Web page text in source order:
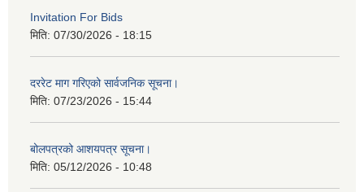
Invitation For Bids
मिति: 07/30/2026 - 18:15
दररेट माग गरिएको सार्वजनिक सूचना।
मिति: 07/23/2026 - 15:44
बोलपत्रको आशयपत्र सूचना।
मिति: 05/12/2026 - 10:48